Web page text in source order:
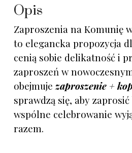
Opis
Zaproszenia na Komunię
to elegancka propozycja
cenią sobie delikatność i
zaproszeń w
obejmujezaproszenie +
sprawdzą się, aby
wspólne celebrowanie
razem.